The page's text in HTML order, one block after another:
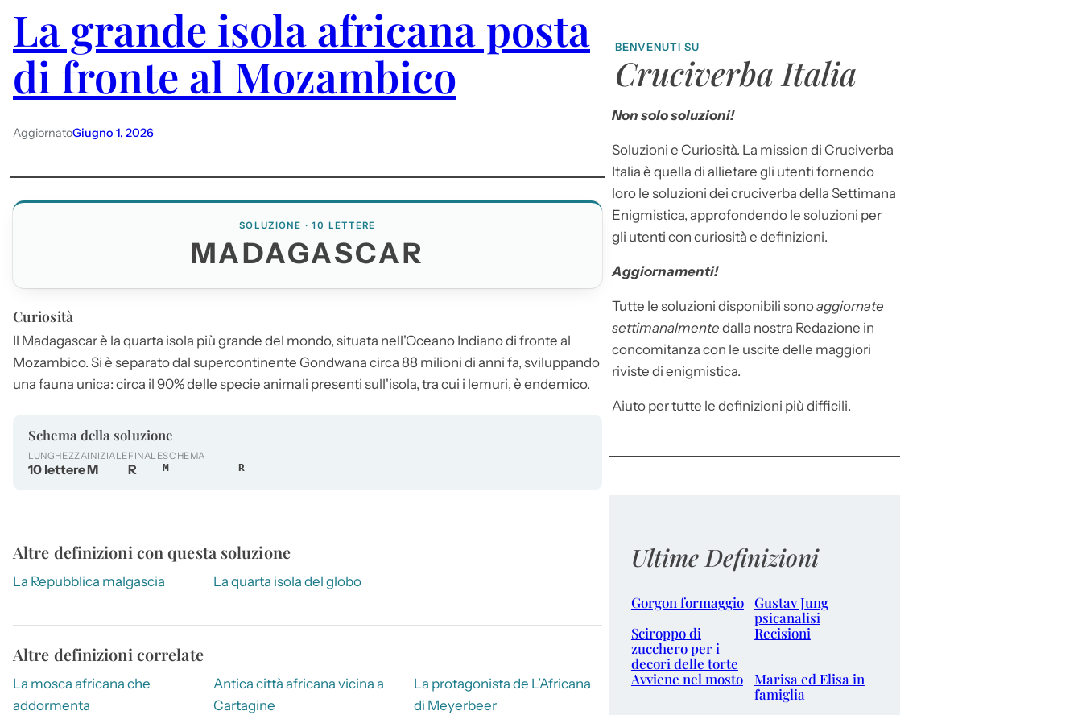
La grande isola africana posta
di fronte al Mozambico
AggiornatoGiugno 1, 2026
SOLUZIONE · 10 LETTERE
MADAGASCAR
Curiosità
Il Madagascarè la quarta isola più grande del mondo, situata nell'Oceano Indiano di fronte al
Mozambico. Si è separato dal supercontinente Gondwana circa 88 milioni di anni fa, sviluppando
una fauna unica: circa il 90% delle specie animali presenti sull'isola, tra cui i lemuri, è endemico.
Schema della soluzione
LUNGHEZZA
10 lettere
INIZIALE
M
FINALE
R
SCHEMA
M________R
Altre definizioni con questa soluzione
La Repubblica malgascia La quarta isola del globo
Altre definizioni correlate
La mosca africana che
addormenta
Antica città africana vicina a
Cartagine
La protagonista de L’Africana
di Meyerbeer
BENVENUTI SU
Cruciverba Italia
Non solo soluzioni!
Soluzioni e Curiosità. La mission di Cruciverba
Italia è quella di allietare gli utenti fornendo
loro le soluzioni dei cruciverba della Settimana
Enigmistica, approfondendo le soluzioni per
gli utenti con curiosità e definizioni.
Aggiornamenti!
Tutte le soluzioni disponibili sonoaggiornate
settimanalmente dalla nostra Redazione in
concomitanza con le uscite delle maggiori
riviste di enigmistica.
Aiuto per tutte le definizioni più difficili.
Ultime Definizioni
Gorgon formaggio Gustav Jung
psicanalisi
Sciroppo di
zucchero per i
decori delle torte
Recisioni
Avviene nel mosto
Marisa ed Elisa in
famiglia